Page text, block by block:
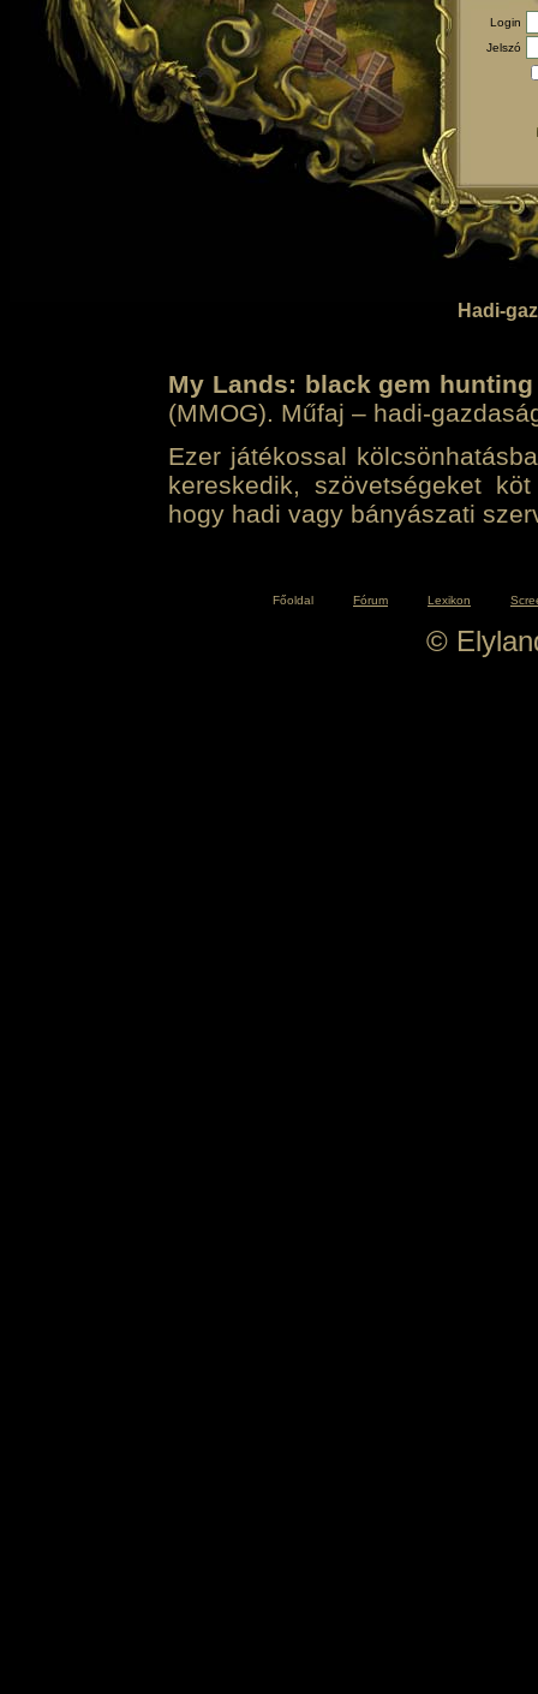
Login
Jelszó
Hadi-
My Lands: black gem hunting
(MMOG). Műfaj – hadi-
Ezer játékossal
kereskedik, szövetségeket
hogy hadi vagy bányászati
Főoldal Fórum Lexikon
©